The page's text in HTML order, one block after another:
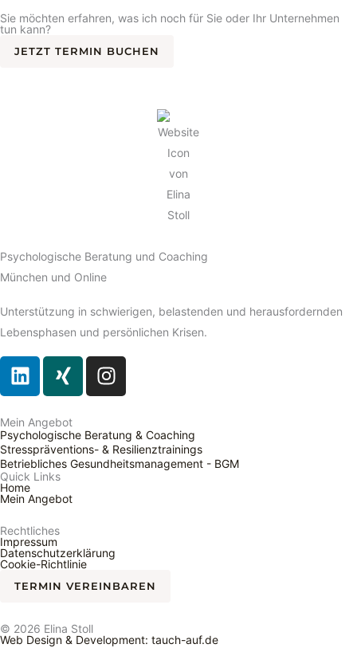
Sie möchten erfahren, was ich noch für Sie oder Ihr Unternehmen
tun kann?
JETZT TERMIN BUCHEN
Psychologische Beratung und Coaching
München und Online
Unterstützung in schwierigen, belastenden und herausfordernden
Lebensphasen und persönlichen Krisen.
L
i
k
e
d
i
n
X
i
g
I
n
a
g
Mein Angebot
Psychologische Beratung & Coaching
Stresspräventions- & Resilienztrainings
Betriebliches Gesundheits­management - BGM
Quick Links
Home
Mein Angebot
Rechtliches
Impressum
Datenschutzerklärung
Cookie-Richtlinie
TERMIN VEREINBAREN
© 2026 Elina Stoll
Web Design & Development: tauch-auf.de